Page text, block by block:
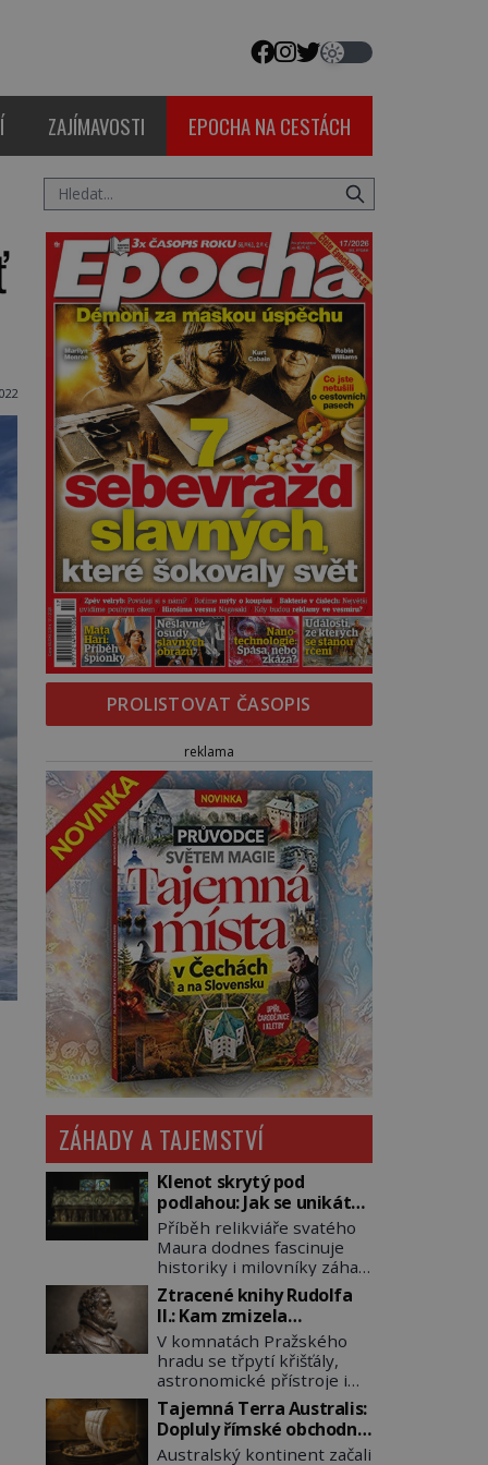
ZAJÍMAVOSTI EPOCHA NA CESTÁCH
PROLISTOVAT ČASOPIS
reklama
ZÁHADY A TAJEMSTVÍ
Klenot skrytý pod
podlahou: Jak se unikátní
románský poklad dostal
do zapadlého Bečova?
Příběh relikviáře svatého
Maura dodnes fascinuje
historiky i milovníky záhad
po celém světě. Tato
románská zlatnická
památka ze 13. století je
po českých korunovačních
klenotech druhým
nejcennějším movitým
majetkem v České
republice. Přestože byl
klenot v roce 1985 po
Ztracené knihy Rudolfa
II.: Kam zmizela
nejzáhadnější knihovna
Evropy?
V komnatách Pražského
hradu se třpytí křišťály,
astronomické přístroje i
podivné alchymistické
rukopisy. Císař Rudolf II.
shromažďuje vše, co
souvisí s tajemstvím
Tajemná Terra Australis:
Dopluly římské obchodní
lodě až do Austrálie?
Australský kontinent začali